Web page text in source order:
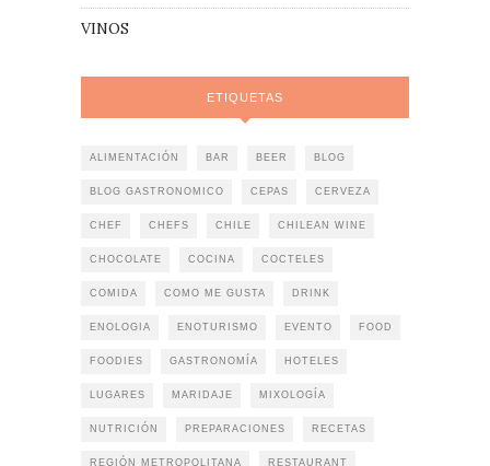
VINOS
ETIQUETAS
ALIMENTACIÓN BAR BEER BLOG
BLOG GASTRONOMICO CEPAS CERVEZA
CHEF CHEFS CHILE CHILEAN WINE
CHOCOLATE COCINA COCTELES
COMIDA COMO ME GUSTA DRINK
ENOLOGIA ENOTURISMO EVENTO FOOD
FOODIES GASTRONOMÍA HOTELES
LUGARES MARIDAJE MIXOLOGÍA
NUTRICIÓN PREPARACIONES RECETAS
REGIÓN METROPOLITANA RESTAURANT